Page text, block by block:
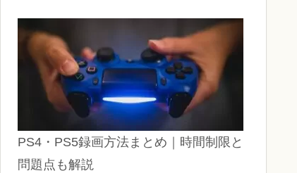
PS4・PS5録画方法まとめ｜時間制限と
問題点も解説